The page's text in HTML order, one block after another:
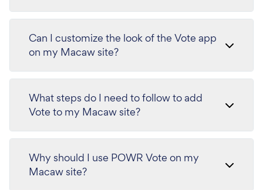
Can I customize the look of the Vote app
on my Macaw site?
What steps do I need to follow to add
Vote to my Macaw site?
Why should I use POWR Vote on my
Macaw site?